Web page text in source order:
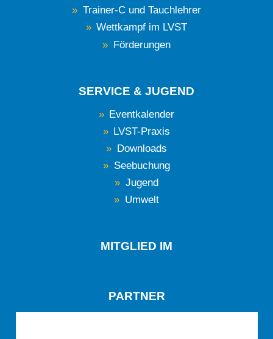
Trainer-C und Tauchlehrer
Wettkampf im LVST
Förderungen
SERVICE & JUGEND
Eventkalender
LVST-Praxis
Downloads
Seebuchung
Jugend
Umwelt
MITGLIED IM
PARTNER